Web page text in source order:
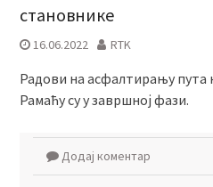
становнике
16.06.2022 RTK
Радови на асфалтирању пута
Рамаћу су у завршној фази.
Додај коментар